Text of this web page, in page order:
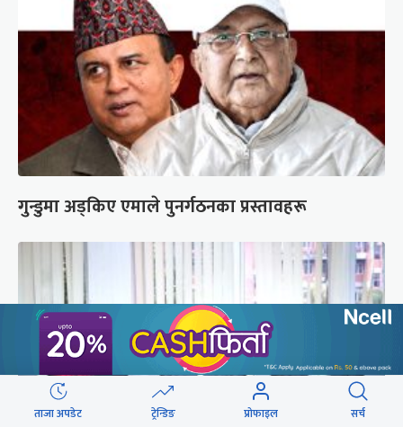
गुन्डुमा अड्किए एमाले पुनर्गठनका प्रस्तावहरू
ताजा अपडेट ट्रेन्डिङ प्रोफाइल सर्च